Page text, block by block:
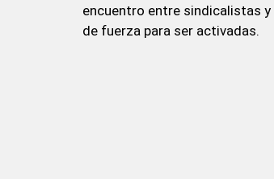
encuentro entre sindicalistas y
de fuerza para ser activadas.